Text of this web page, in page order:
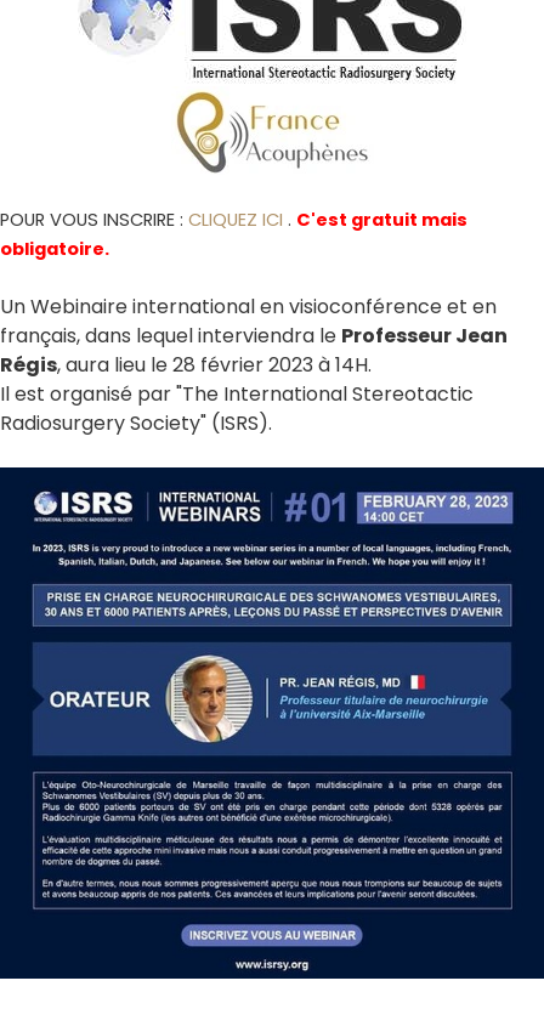
POUR VOUS INSCRIRE : CLIQUEZ ICI . C'est gratuit mais
obligatoire.
Un Webinaire international en visioconférence et en
français, dans lequel interviendra le Professeur Jean
Régis, aura lieu le 28 février 2023 à 14H.
Il est organisé par "The International Stereotactic
Radiosurgery Society" (ISRS).